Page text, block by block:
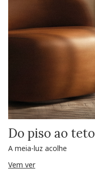
Do piso ao teto
A meia-luz acolhe
Vem ver